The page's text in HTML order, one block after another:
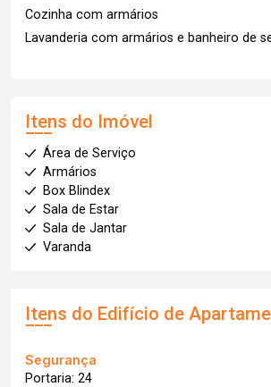
Cozinha com armários
Lavanderia com armários e banheiro de
Itens do Imóvel
Área de Serviço
Armários
Box Blindex
Sala de Estar
Sala de Jantar
Varanda
Itens do Edifício de
Segurança
Portaria: 24